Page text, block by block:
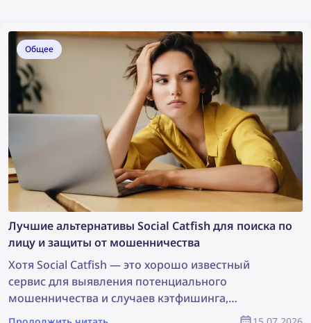
Общее
Лучшие альтернативы Social Catfish для поиска по
лицу и защиты от мошенничества
Хотя Social Catfish — это хорошо известный
сервис для выявления потенциального
мошенничества и случаев кэтфишинга,
существует множество альтернатив, которые